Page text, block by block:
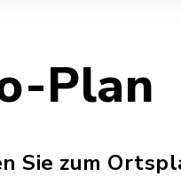
Plan
Sie zum